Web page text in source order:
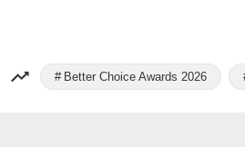
Better Choice Awards 2026